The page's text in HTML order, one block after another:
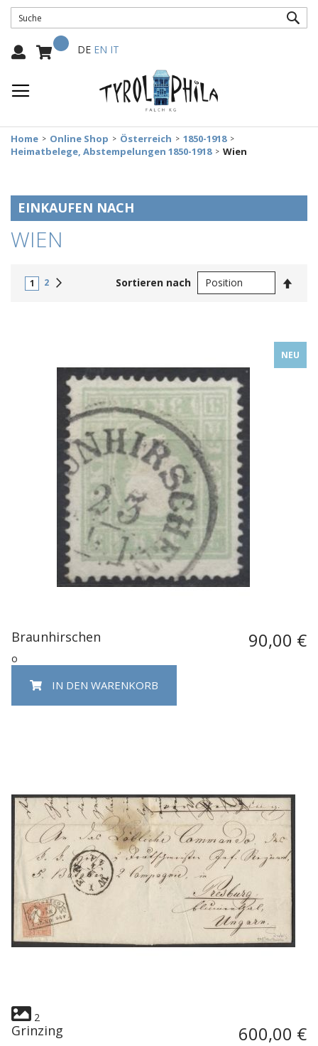
Mein Warenkorb
Select
DE EN IT
Home Online Shop Österreich
1850-1918
Heimatbelege, Abstempelungen 1850-1918
Wien
WIEN
1 2 Sortieren nach
NEU
Braunhirschen 90,00 €
o
IN DEN WARENKORB
2
Grinzing 600,00 €
EINKAUFEN NACH